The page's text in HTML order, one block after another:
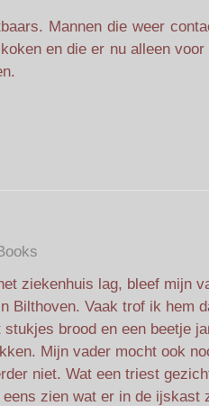
Mannen die weer
en die er nu alleen voor
ziekenhuis lag, bleef mijn
Bilthoven. Vaak trof ik hem
brood en een beetje
Mijn vader mocht ook
niet. Wat een triest
zien wat er in de ijskast